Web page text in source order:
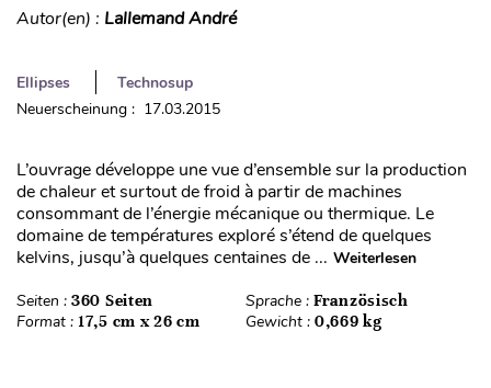
Autor(en) : Lallemand André
Ellipses
Technosup
Neuerscheinung : 17.03.2015
L’ouvrage développe une vue d’ensemble sur la production
de chaleur et surtout de froid à partir de machines
consommant de l’énergie mécanique ou thermique. Le
domaine de températures exploré s’étend de quelques
kelvins, jusqu’à quelques centaines de ... Weiterlesen
Seiten : 360 Seiten Sprache : Französisch
Format : 17,5 cm x 26 cm Gewicht : 0,669 kg